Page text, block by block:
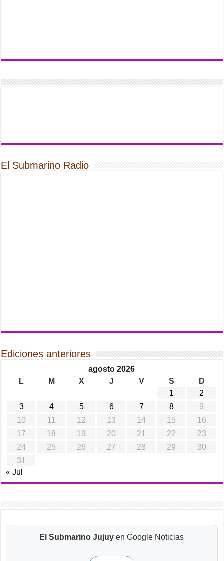
El Submarino Radio
Ediciones anteriores
agosto 2026
L
M X J V S
D
1
2
3
4 5 6 7 8
9
10
11 12 13 14 15
16
17
18 19 20 21 22
23
24
25 26 27 28 29
30
31
« Jul
El Submarino Jujuy en Google Noticias